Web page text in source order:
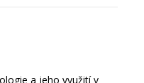
a jeho využití v